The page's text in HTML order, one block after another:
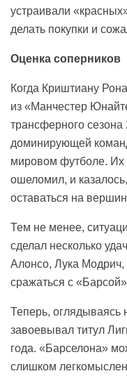
устраивали
делать покупки и
Оценка соперников
Когда Криштиану
из «Манчестер
трансферного
доминирующей
мировом футболе. Их
ошеломил, и
оставаться на
Тем не менее,
сделал несколько
Алонсо, Лука
сражаться с
Теперь,
завоевывал титул
года. «Барселона»
слишком